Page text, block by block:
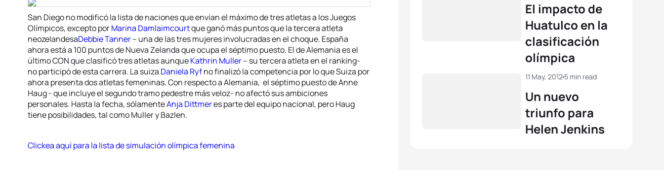
San Diego no modificó la lista de naciones que envían el máximo de tres atletas a los Juegos
Olímpicos, excepto porMarina Damlaimcourtque ganó más puntos que la tercera atleta
neozelandesaDebbie Tanner– una de las tres mujeres involucradas en el choque. España
ahora está a 100 puntos de Nueva Zelanda que ocupa el séptimo puesto. El de Alemania es el
último CON que clasificó tres atletas aunqueKathrin Muller– su tercera atleta en el ranking-
no participó de esta carrera. La suiza Daniela Ryfno finalizó la competencia por lo que Suiza por
ahora presenta dos atletas femeninas. Con respecto a Alemania, el séptimo puesto de Anne
Haug - que incluye el segundo tramo pedestre más veloz- no afectó sus ambiciones
personales. Hasta la fecha, sólamenteAnja Dittmeres parte del equipo nacional, pero Haug
tiene posibilidades, tal como Muller y Bazlen.
Clickea aquí para la lista de simulación olímpica femenina
El impacto de
Huatulco en la
clasificación
olímpica
Un nuevo
triunfo para
Helen Jenkins
11 May, 2012 5 min read